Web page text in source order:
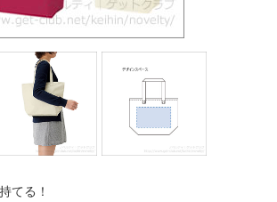
てる！